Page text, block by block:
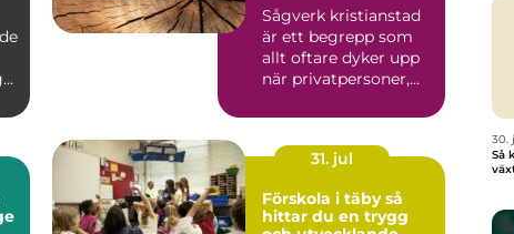
Sågverk kristianstad
är ett begrepp som
allt oftare dyker upp
när privatpersoner,
31. jul
Förskola i täby så
hittar du en trygg
30.
Så